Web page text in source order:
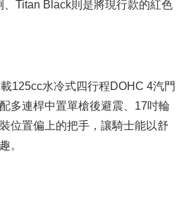
Titan Black則是將現行款的紅色
125cc水冷式四行程DOHC 4汽門
多連桿中置單槍後避震、17吋輪
位置偏上的把手，讓騎士能以舒
。